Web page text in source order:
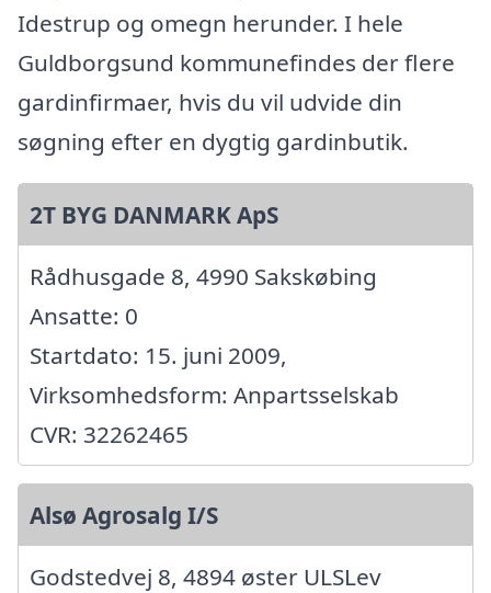
Idestrup og omegn herunder. I hele
Guldborgsund kommunefindes der flere
gardinfirmaer, hvis du vil udvide din
søgning efter en dygtig gardinbutik.
2T BYG DANMARK ApS
Rådhusgade 8, 4990 Sakskøbing
Ansatte: 0
Startdato: 15. juni 2009,
Virksomhedsform: Anpartsselskab
CVR: 32262465
Alsø Agrosalg I/S
Godstedvej 8, 4894 øster ULSLev